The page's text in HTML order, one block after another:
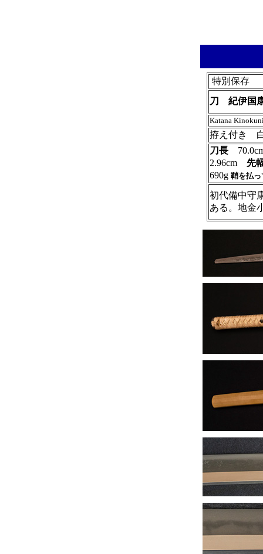
特別保存
刀 紀伊国
Katana
拵え付き
刀長
2.96cm 先
690g 鞘を払っ
初代備中守
ある。地金